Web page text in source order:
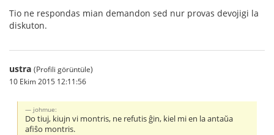
Tio ne respondas mian demandon sed nur provas devojigi la
diskuton.
ustra (Profili görüntüle)
10 Ekim 2015 12:11:56
johmue:
Do tiuj, kiujn vi montris, ne refutis ĝin, kiel mi en la antaŭa
afiŝo montris.